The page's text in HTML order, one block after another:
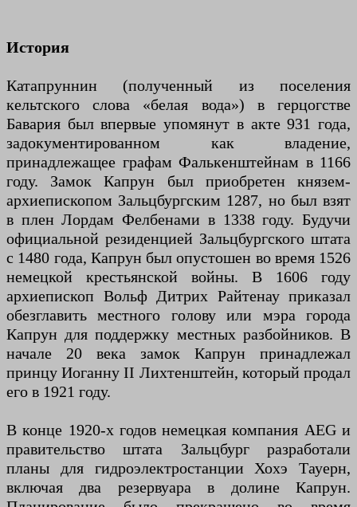
История
Катапруннин (полученный из поселения
кельтского слова «белая вода») в герцогстве
Бавария был впервые упомянут в акте 931 года,
задокументированном как владение,
принадлежащее графам Фалькенштейнам в 1166
году. Замок Капрун был приобретен князем-
архиепископом Зальцбургским 1287, но был взят
в плен Лордам Фелбенами в 1338 году. Будучи
официальной резиденцией Зальцбургского штата
с 1480 года, Капрун был опустошен во время 1526
немецкой крестьянской войны. В 1606 году
архиепископ Вольф Дитрих Райтенау приказал
обезглавить местного голову или мэра города
Капрун для поддержку местных разбойников. В
начале 20 века замок Капрун принадлежал
принцу Иоганну II Лихтенштейн, который продал
его в 1921 году.
В конце 1920-х годов немецкая компания AEG и
правительство штата Зальцбург разработали
планы для гидроэлектростанции Хохэ Тауерн,
включая два резервуара в долине Капрун.